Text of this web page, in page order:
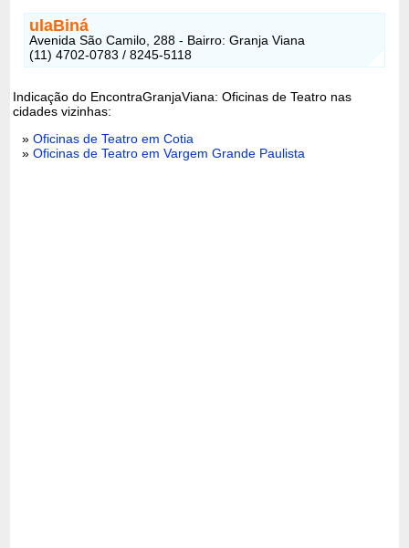
ulaBiná
Avenida São Camilo, 288 - Bairro: Granja Viana
(11) 4702-0783 / 8245-5118
Indicação do EncontraGranjaViana: Oficinas de Teatro nas
cidades vizinhas:
»Oficinas de Teatro em Cotia
»Oficinas de Teatro em Vargem Grande Paulista